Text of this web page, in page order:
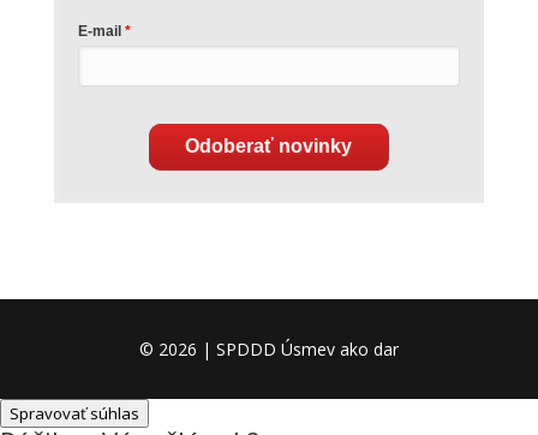
E-mail
Odoberať novinky
© 2026 | SPDDD Úsmev ako dar
Spravovať súhlas